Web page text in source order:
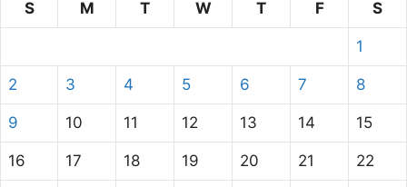
S
M T W T F S
1
2 3 4 5 6 7 8
9 10 11 12 13 14 15
16 17 18 19 20 21 22